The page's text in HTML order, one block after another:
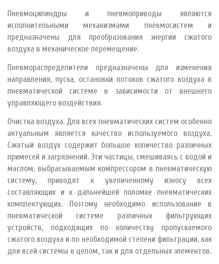
Пневмоцилиндры и пневмоприводы являются
исполнительными механизмами пневмосистем и
предназначены для преобразования энергии сжатого
воздуха в механическое перемещение.
Пневмораспределители предназначены для изменения
направления, пуска, остановки потоков сжатого воздуха в
пневматической системе в зависимости от внешнего
управляющего воздействия.
Очистка воздуха. Для всех пневматических систем особенно
актуальным является качество используемого воздуха.
Сжатый воздух содержит большое количество различных
примесей и загрязнений. Эти частицы, смешиваясь с водой и
маслом, выбрасываемым компрессором в пневматическую
систему, приводят к увеличенному износу всех
составляющих и к дальнейшей поломке пневматических
комплектующих. Поэтому необходимо использование в
пневматической системе различных фильтрующих
устройств, подходящих по количеству пропускаемого
сжатого воздуха и по необходимой степени фильтрации, как
для всей системы в целом, так и для отдельных элементов.